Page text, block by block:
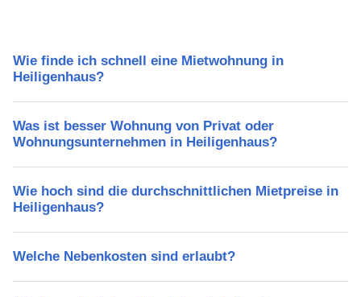
Wie finde ich schnell eine Mietwohnung in
Heiligenhaus?
Was ist besser Wohnung von Privat oder
Wohnungsunternehmen in Heiligenhaus?
Wie hoch sind die durchschnittlichen Mietpreise in
Heiligenhaus?
Welche Nebenkosten sind erlaubt?